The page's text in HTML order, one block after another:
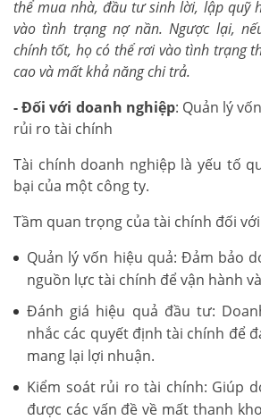
thể mua nhà, đầu tư sinh lời, lập quỹ
vào tình trạng nợ nần. Ngược lại,
chính tốt, họ có thể rơi vào tình trạng
cao và mất khả năng chi trả.
- Đối với doanh nghiệp: Quản lý
rủi ro tài chính
Tài chính doanh nghiệp là yếu tố
bại của một công ty.
Tầm quan trọng của tài chính đối
Quản lý vốn hiệu quả: Đảm bảo
nguồn lực tài chính để vận hành
Đánh giá hiệu quả đầu tư:
nhắc các quyết định tài chính để
mang lại lợi nhuận.
Kiểm soát rủi ro tài chính: Giúp
được các vấn đề về mất thanh